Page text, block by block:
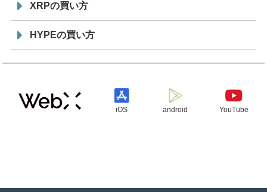
XRPの買い方
HYPEの買い方
iOS android YouTube